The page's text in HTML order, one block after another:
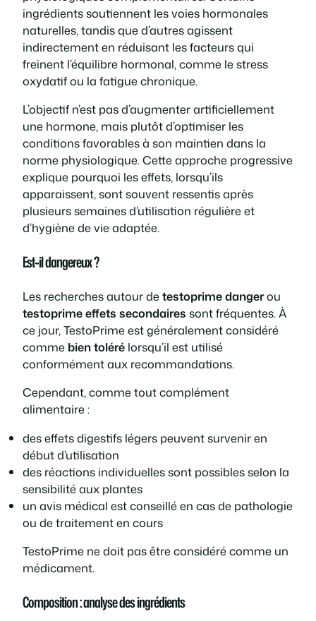
ingrédients soutiennent les voies hormonales
naturelles, tandis que d’autres agissent
indirectement en réduisant les facteurs qui
freinent l’équilibre hormonal, comme le stress
oxydatif ou la fatigue chronique.
L’objectif n’est pas d’augmenter artificiellement
une hormone, mais plutôt d’optimiser les
conditions favorables à son maintien dans la
norme physiologique. Cette approche progressive
explique pourquoi les effets, lorsqu’ils
apparaissent, sont souvent ressentis après
plusieurs semaines d’utilisation régulière et
d’hygiène de vie adaptée.
Est-il dangereux ?
Les recherches autour detestoprime dangerou
testoprime effets secondaires sont fréquentes. À
ce jour, TestoPrime est généralement considéré
comme bien toléré lorsqu’il est utilisé
conformément aux recommandations.
Cependant, comme tout complément
alimentaire :
des effets digestifs légers peuvent survenir en
début d’utilisation
des réactions individuelles sont possibles selon la
sensibilité aux plantes
un avis médical est conseillé en cas de pathologie
ou de traitement en cours
TestoPrime ne doit pas être considéré comme un
médicament.
Composition : analyse des ingrédients